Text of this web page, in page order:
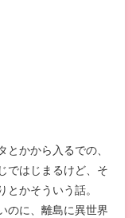
かから入るでの、
ではじまるけど、そ
かそういう話。
のに、離島に異世界